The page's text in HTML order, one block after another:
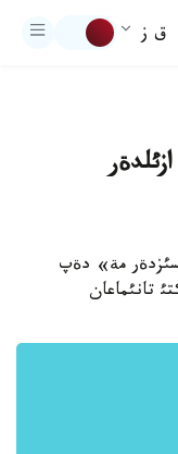
ق ز
مة» دةپ
تانئماعان